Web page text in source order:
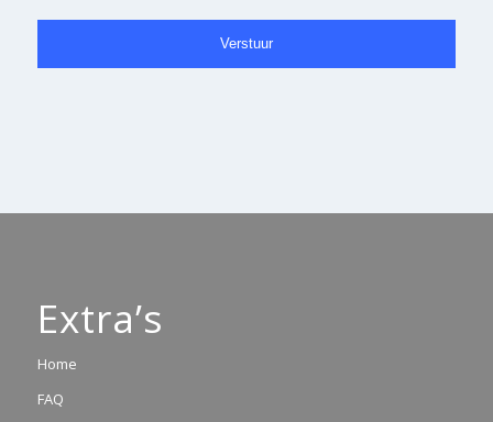
Extra’s
Home
FAQ